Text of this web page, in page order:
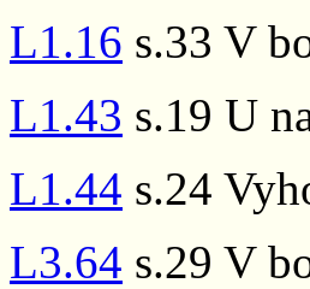
L1.16 s.33 V
L1.43 s.19 U
L1.44 s.24
L3.64 s.29 V